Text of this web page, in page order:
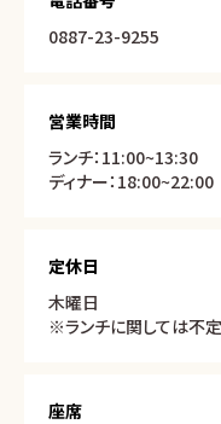
0887-23-9255
営業時間
ランチ：11:00~13:30
ディナー：18:00~22:00
定休日
木曜日
※ランチに関しては不
座席